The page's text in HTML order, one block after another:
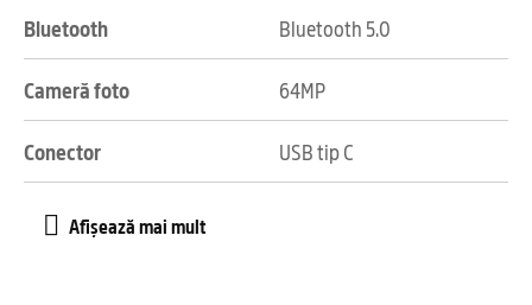
Bluetooth Bluetooth 5.0
Cameră foto 64MP
Conector USB tip C